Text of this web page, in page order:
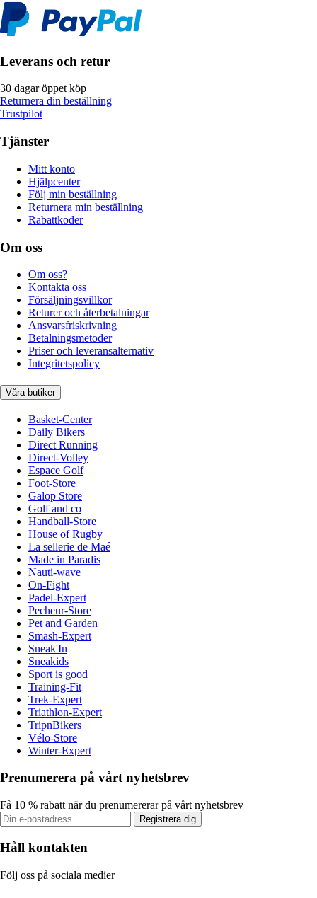
Leverans och retur
30 dagar öppet köp
Returnera din beställning
Trustpilot
Tjänster
Mitt konto
Hjälpcenter
Följ min beställning
Returnera min beställning
Rabattkoder
Om oss
Om oss?
Kontakta oss
Försäljningsvillkor
Returer och återbetalningar
Ansvarsfriskrivning
Betalningsmetoder
Priser och leveransalternativ
Integritetspolicy
Våra butiker
Basket-Center
Daily Bikers
Direct Running
Direct-Volley
Espace Golf
Foot-Store
Galop Store
Golf and co
Handball-Store
House of Rugby
La sellerie de Maé
Made in Paradis
Nauti-wave
On-Fight
Padel-Expert
Pecheur-Store
Pet and Garden
Smash-Expert
Sneak'In
Sneakids
Sport is good
Training-Fit
Trek-Expert
Triathlon-Expert
TripnBikers
Vélo-Store
Winter-Expert
Prenumerera på vårt nyhetsbrev
Få 10 % rabatt när du prenumererar på vårt nyhetsbrev
Registrera dig
Håll kontakten
Följ oss på sociala medier